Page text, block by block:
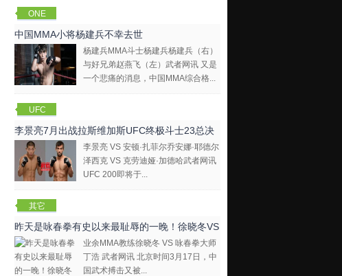
ONE
Champions
hip
中国MMA小将杨建兵不幸去世
杨建兵MMA斗士杨建兵杨建兵（右）
与好兄弟赵燕飞（左）武者网讯 又是
一个悲痛的消息，中国MMA综合格...
UFC
李景亮7月出战拉斯维加斯UFC终极斗士23总决
李景亮 VS 安顿·扎菲尔乔安娜·耶德尔
泽西克 VS 克劳迪娅·加德哈武者网讯
UFC 200即将于...
其它
昨天是咏春拳有史以来最耻辱的一晚！徐晓冬VS
咏春拳大师
业余MMA教练徐晓冬 VS 咏春拳大师
丁浩 武者网讯 北京时间3月17日，中
国武术搏击又被...